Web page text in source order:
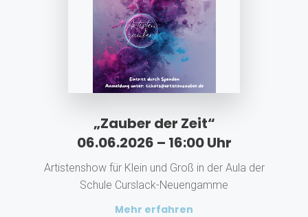
„Zauber der Zeit“
06.06.2026 – 16:00 Uhr
Artistenshow für Klein und Groß in der Aula der
Schule Curslack-Neuengamme
Mehr erfahren